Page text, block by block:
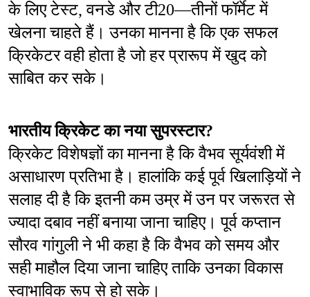
के लिए टेस्ट, वनडे और टी20—तीनों फॉर्मेट में
खेलना चाहते हैं। उनका मानना है कि एक सफल
क्रिकेटर वही होता है जो हर प्रारूप में खुद को
साबित कर सके।
भारतीय क्रिकेट का नया सुपरस्टार?
क्रिकेट विशेषज्ञों का मानना है कि वैभव सूर्यवंशी में
असाधारण प्रतिभा है। हालांकि कई पूर्व खिलाड़ियों ने
सलाह दी है कि इतनी कम उम्र में उन पर जरूरत से
ज्यादा दबाव नहीं बनाया जाना चाहिए। पूर्व कप्तान
सौरव गांगुली ने भी कहा है कि वैभव को समय और
सही माहौल दिया जाना चाहिए ताकि उनका विकास
स्वाभाविक रूप से हो सके।